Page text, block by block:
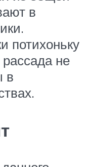
в
потихоньку
не
в